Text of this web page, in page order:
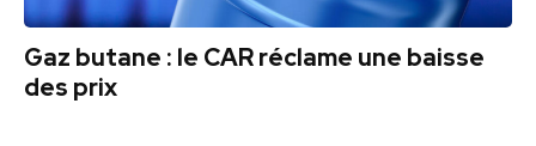
Gaz butane : le CAR réclame une baisse
des prix